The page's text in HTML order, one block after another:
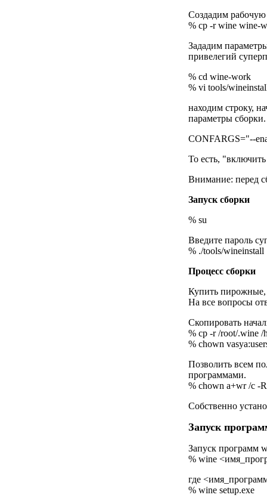
Создадим
% cp -r wine wine-
Зададим
привелегий
% cd wine-work
% vi tools/
находим строку,
параметры сборки.
CONFARGS="--
То есть,
Внимание: перед
Запуск сборки
% su
Введите пароль
% ./tools/wineinstall
Процесс сборки
Купить пирожные,
На все вопросы
Скопировать
% cp -r /root/.wine /
% chown
Позволить всем
программами.
% chown a+wr /c -R
Собственно
Запуск
Запуск программ
% wine
где
% wine setup.exe